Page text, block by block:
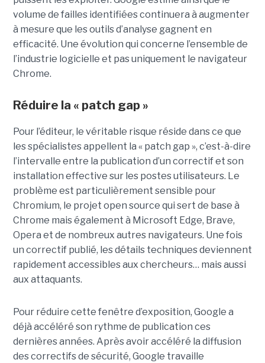
volume de failles identifiées continuera à augmenter
à mesure que les outils d’analyse gagnent en
efficacité. Une évolution qui concerne l’ensemble de
l’industrie logicielle et pas uniquement le navigateur
Chrome.
Réduire la « patch gap »
Pour l’éditeur, le véritable risque réside dans ce que
les spécialistes appellent la « patch gap », c’est-à-dire
l’intervalle entre la publication d’un correctif et son
installation effective sur les postes utilisateurs. Le
problème est particulièrement sensible pour
Chromium, le projet open source qui sert de base à
Chrome mais également à Microsoft Edge, Brave,
Opera et de nombreux autres navigateurs. Une fois
un correctif publié, les détails techniques deviennent
rapidement accessibles aux chercheurs… mais aussi
aux attaquants.
Pour réduire cette fenêtre d’exposition, Google a
déjà accéléré son rythme de publication ces
dernières années. Après avoir accéléré la diffusion
des correctifs de sécurité, Google travaille